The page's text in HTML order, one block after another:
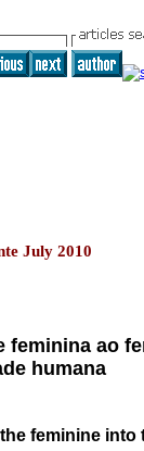
July 2010
feminina ao
humana
feminine into